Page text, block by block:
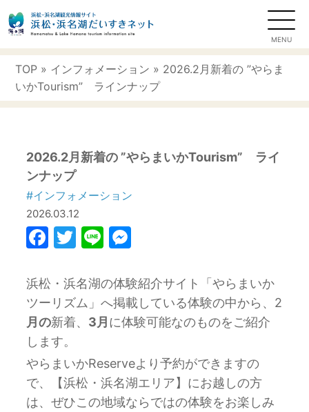
TOP » インフォメーション » 2026.2月新着の ”やらま
いかTourism” ラインナップ
2026.2月新着の ”やらまいかTourism” ライ
ンナップ
#インフォメーション
2026.03.12
Facebook
Twitter
Line
浜松・浜名湖の体験紹介サイト「やらまいか
ツーリズム」へ掲載している体験の中から、2
月の新着、 3月 に体験可能なのものをご紹介
します。
やらまいかReserveより予約ができますの
で、【浜松・浜名湖エリア】にお越しの方
は、ぜひこの地域ならではの体験をお楽しみ